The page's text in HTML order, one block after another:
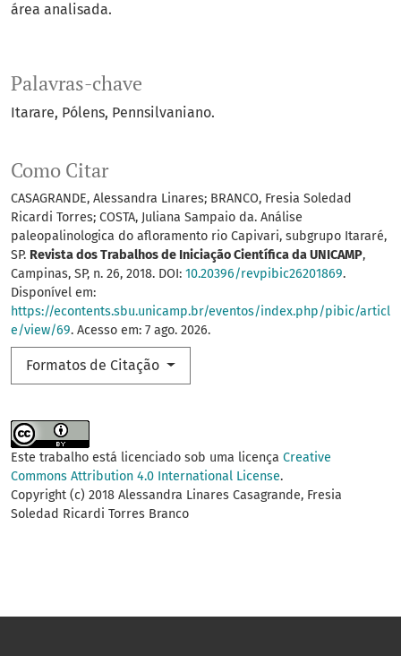
Palavras-chave
Itarare Pólens Pennsilvaniano.
Como Citar
CASAGRANDE, Alessandra Linares; BRANCO, Fresia Soledad
Ricardi Torres; COSTA, Juliana Sampaio da. Análise
paleopalinologica do afloramento rio Capivari, subgrupo Itararé,
SP. Revista dos Trabalhos de Iniciação Científica da UNICAMP,
Campinas, SP, n. 26, 2018. DOI: 10.20396/revpibic26201869.
Disponível em:
https://econtents.sbu.unicamp.br/eventos/index.php/pibic/articl
e/view/69. Acesso em: 7 ago. 2026.
Formatos de Citação
área analisada.
Este trabalho está licenciado sob uma licença Creative
Commons Attribution 4.0 International License.
Copyright (c) 2018 Alessandra Linares Casagrande, Fresia
Soledad Ricardi Torres Branco